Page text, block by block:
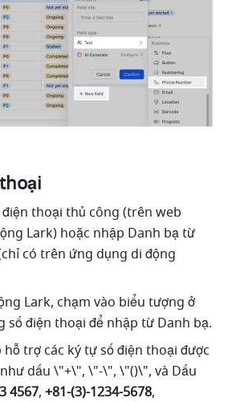
thoại thủ công (trên web
Lark) hoặc nhập Danh bạ từ
có trên ứng dụng di động
Lark, chạm vào biểu tượng ở
số điện thoại để nhập từ Danh bạ.
trợ các ký tự số điện thoại được
dấu \"+\", \"-\", \"()\", và Dấu
4567, +81-(3)-1234-5678